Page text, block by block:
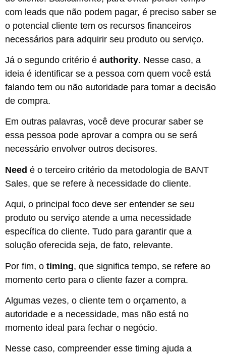
com leads que não podem pagar, é preciso saber se
o potencial cliente tem os recursos financeiros
necessários para adquirir seu produto ou serviço.
Já o segundo critério é authority. Nesse caso, a
ideia é identificar se a pessoa com quem você está
falando tem ou não autoridade para tomar a decisão
de compra.
Em outras palavras, você deve procurar saber se
essa pessoa pode aprovar a compra ou se será
necessário envolver outros decisores.
Need é o terceiro critério da metodologia de BANT
Sales, que se refere à necessidade do cliente.
Aqui, o principal foco deve ser entender se seu
produto ou serviço atende a uma necessidade
específica do cliente. Tudo para garantir que a
solução oferecida seja, de fato, relevante.
Por fim, o timing, que significa tempo, se refere ao
momento certo para o cliente fazer a compra.
Algumas vezes, o cliente tem o orçamento, a
autoridade e a necessidade, mas não está no
momento ideal para fechar o negócio.
Nesse caso, compreender esse timing ajuda a